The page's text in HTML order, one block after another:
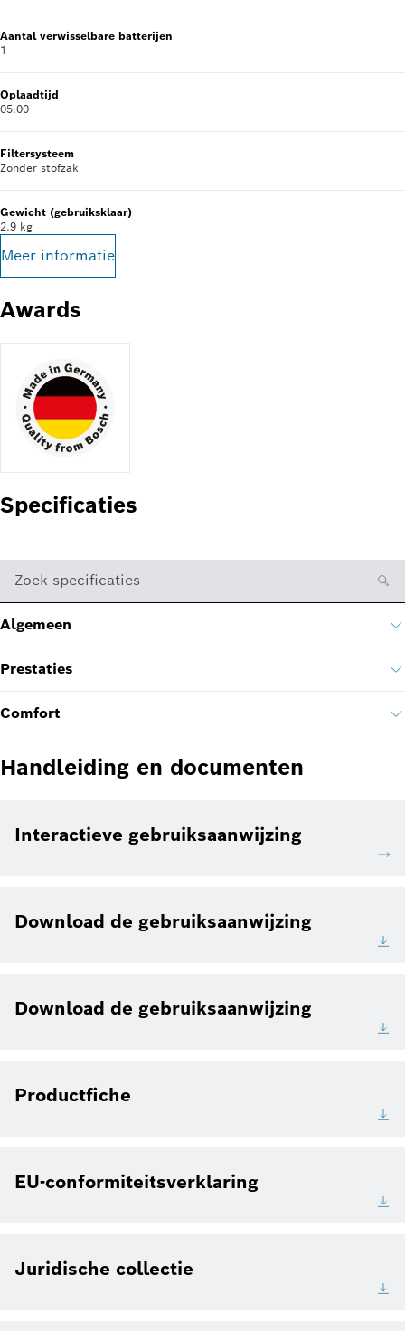
Aantal verwisselbare batterijen
1
Oplaadtijd
05:00
Filtersysteem
Zonder stofzak
Gewicht (gebruiksklaar)
2.9 kg
Meer informatie
Awards
Specificaties
Zoek specificaties
Algemeen
Prestaties
Comfort
Handleiding en documenten
Interactieve gebruiksaanwijzing
Download de gebruiksaanwijzing
Download de gebruiksaanwijzing
Productfiche
EU-conformiteitsverklaring
Juridische collectie